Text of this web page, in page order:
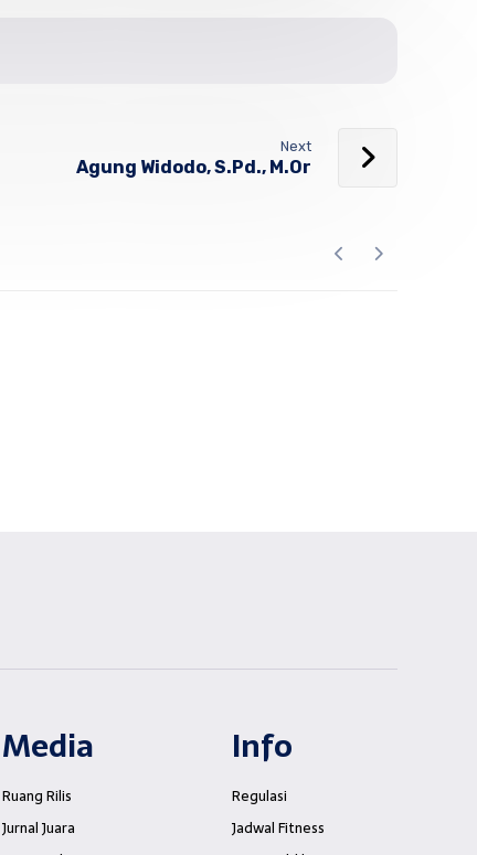
Next
Agung Widodo, S.Pd., M.Or
Media
Ruang Rilis
Jurnal Juara
Info
Regulasi
Jadwal Fitness